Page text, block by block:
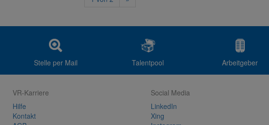
Stelle per Mail Talentpool Arbeitgeber
VR-Karriere
Hilfe
Kontakt
Social Media
LinkedIn
Xing